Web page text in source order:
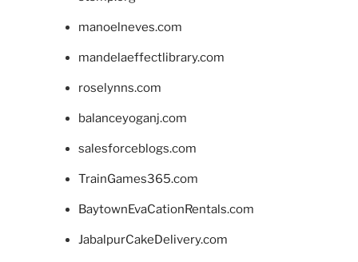
manoelneves.com
mandelaeffectlibrary.com
roselynns.com
balanceyoganj.com
salesforceblogs.com
TrainGames365.com
BaytownEvaCationRentals.com
JabalpurCakeDelivery.com